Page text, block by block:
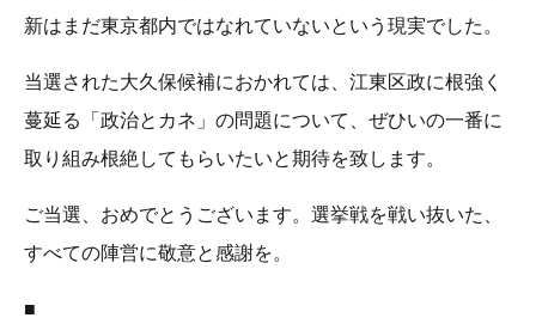
新はまだ東京都内ではなれていないという現実でした。
当選された大久保候補におかれては、江東区政に根強く
蔓延る「政治とカネ」の問題について、ぜひいの一番に
取り組み根絶してもらいたいと期待を致します。
ご当選、おめでとうございます。選挙戦を戦い抜いた、
すべての陣営に敬意と感謝を。
■